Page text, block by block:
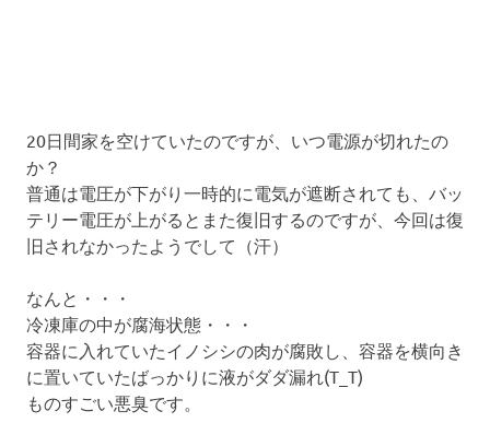
20日間家を空けていたのですが、いつ電源が切れたの
か？
普通は電圧が下がり一時的に電気が遮断されても、バッ
テリー電圧が上がるとまた復旧するのですが、今回は復
旧されなかったようでして（汗）
なんと・・・
冷凍庫の中が腐海状態・・・
容器に入れていたイノシシの肉が腐敗し、容器を横向き
に置いていたばっかりに液がダダ漏れ(T_T)
ものすごい悪臭です。